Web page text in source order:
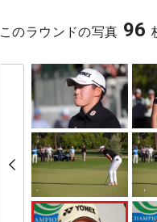
このラウンドの写真 96